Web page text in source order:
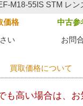
M18-55IS STM レン
価格 中古参
い お問
買取価格について
も高い場合は、